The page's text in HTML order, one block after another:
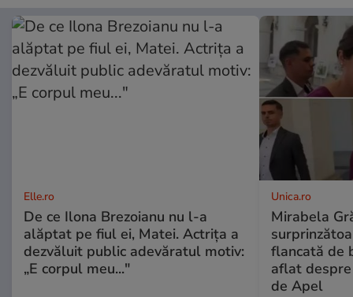
Elle.ro
De ce Ilona Brezoianu nu l-a
alăptat pe fiul ei, Matei. Actrița a
dezvăluit public adevăratul motiv:
„E corpul meu..."
Unica.ro
Mirabela
flancată de
aflat
de Apel